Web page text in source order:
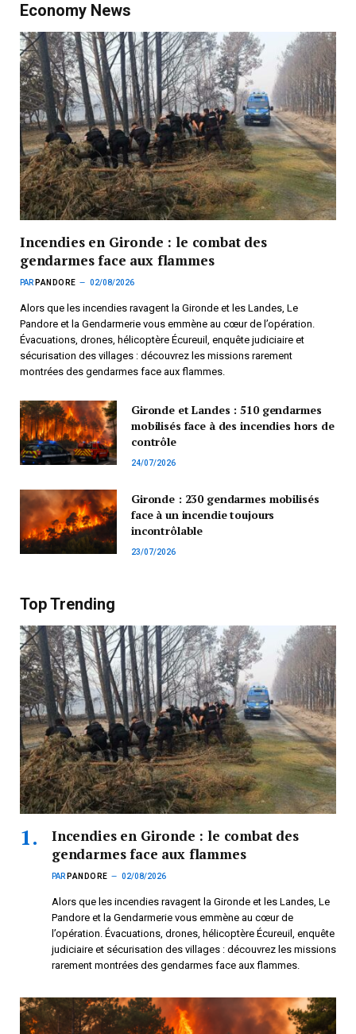
Economy News
Incendies en Gironde : le combat des
gendarmes face aux flammes
PAR PANDORE 02/08/2026
Alors que les incendies ravagent la Gironde et les Landes, Le
Pandore et la Gendarmerie vous emmène au cœur de l’opération.
Évacuations, drones, hélicoptère Écureuil, enquête judiciaire et
sécurisation des villages : découvrez les missions rarement
montrées des gendarmes face aux flammes.
Gironde et Landes : 510 gendarmes
mobilisés face à des incendies hors de
contrôle
24/07/2026
Gironde : 230 gendarmes mobilisés
face à un incendie toujours
incontrôlable
23/07/2026
Top Trending
Incendies en Gironde : le combat des
gendarmes face aux flammes
PAR PANDORE 02/08/2026
Alors que les incendies ravagent la Gironde et les Landes, Le
Pandore et la Gendarmerie vous emmène au cœur de
l’opération. Évacuations, drones, hélicoptère Écureuil, enquête
judiciaire et sécurisation des villages : découvrez les missions
rarement montrées des gendarmes face aux flammes.